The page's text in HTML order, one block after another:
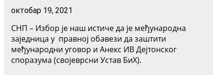
октобар 19, 2021
СНП – Избор је наш истиче да је међународна
заједница у правној обавези да заштити
међународни уговор и Анекс ИВ Дејтонског
споразума (својеврсни Устав БиХ).